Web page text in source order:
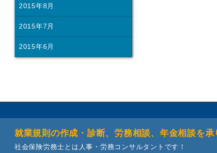
2015年8月
2015年7月
2015年6月
就業規則の作成・診断、労務相談、年金相談を承
社会保険労務士とは人事・労務コンサルタントです！